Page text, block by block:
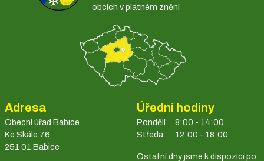
obcích v platném znění
Adresa
Obecní úřad Babice
Ke Skále 76
251 01 Babice
Úřední hodiny
Pondělí
Středa
8:00 - 14:00
12:00 - 18:00
Ostatní dny jsme k dispozici po